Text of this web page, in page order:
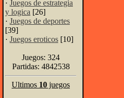
· Juegos de estrategia
y logica [26]
· Juegos de deportes
[39]
· Juegos eroticos [10]
Juegos: 324
Partidas: 4842538
Ultimos 10 juegos